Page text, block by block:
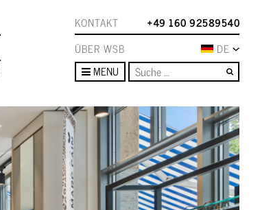
KONTAKT
+49 160 92589540
ÜBER WSB
DE
MENU